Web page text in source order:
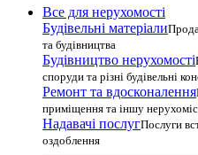
Все для нерухомості
Будівельні матеріали
та будівництва
Будівництво нерухомості
споруди та різні будівельні
Ремонт та вдосконалення
приміщення та іншу
Надавачі послугПослуги
оздоблення